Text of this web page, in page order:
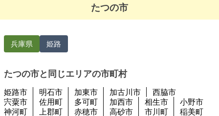
だけます。 家は趣のある木たつの市
兵庫県 姫路
たつの市と同じエリアの市町村
姫路市 明石市 加東市 加古川市
西脇市
宍粟市
佐用町 多可町 加西市 相生市
小野市
神河町
上郡町 赤穂市 高砂市 市川町
稲美町